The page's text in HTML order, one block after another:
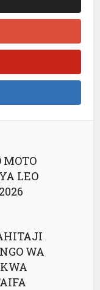
MOTO
LEO
WA